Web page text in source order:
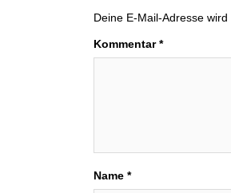
Deine E-Mail-Adresse
Kommentar*
Name *